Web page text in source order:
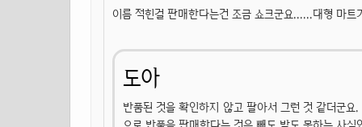
이름 적힌걸 판매한다는건 조금 쇼크군요......대형 마
도아
반품된 것을 확인하지 않고 팔아서 그런 것 같더군